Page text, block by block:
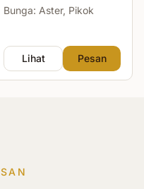
Bunga: Aster, Pikok
Lihat Pesan